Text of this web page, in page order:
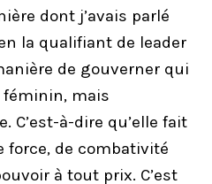
dont j’avais parlé
la qualifiant de leader
de gouverner qui
féminin, mais
C’est-à-dire qu’elle fait
force, de combativité
à tout prix. C’est